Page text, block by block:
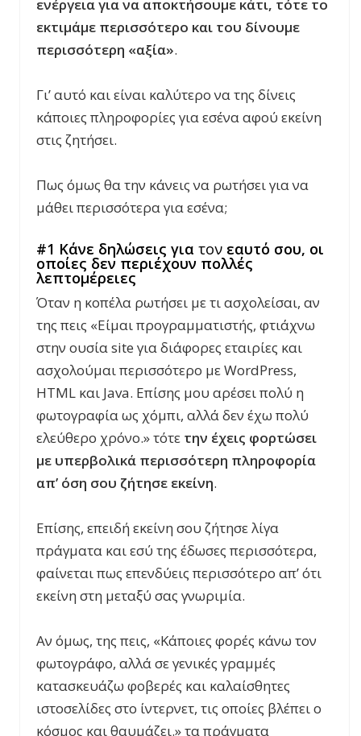
ενέργεια για να αποκτήσουμε κάτι, τότε το
εκτιμάμε περισσότερο και του δίνουμε
περισσότερη «αξία».
Γι’ αυτό και είναι καλύτερο να της δίνεις
κάποιες πληροφορίες για εσένα αφού εκείνη
στις ζητήσει.
Πως όμως θα την κάνεις να ρωτήσει για να
μάθει περισσότερα για εσένα;
#1 Κάνε δηλώσεις για τον εαυτό σου, οι
οποίες δεν περιέχουν πολλές
λεπτομέρειες
Όταν η κοπέλα ρωτήσει με τι ασχολείσαι, αν
της πεις «Είμαι προγραμματιστής, φτιάχνω
στην ουσία site για διάφορες εταιρίες και
ασχολούμαι περισσότερο με WordPress,
HTML και Java. Επίσης μου αρέσει πολύ η
φωτογραφία ως χόμπι, αλλά δεν έχω πολύ
ελεύθερο χρόνο.» τότε την έχεις φορτώσει
με υπερβολικά περισσότερη πληροφορία
απ’ όση σου ζήτησε εκείνη.
Επίσης, επειδή εκείνη σου ζήτησε λίγα
πράγματα και εσύ της έδωσες περισσότερα,
φαίνεται πως επενδύεις περισσότερο απ’ ότι
εκείνη στη μεταξύ σας γνωριμία.
Αν όμως, της πεις, «Κάποιες φορές κάνω τον
φωτογράφο, αλλά σε γενικές γραμμές
κατασκευάζω φοβερές και καλαίσθητες
ιστοσελίδες στο ίντερνετ, τις οποίες βλέπει ο
κόσμος και θαυμάζει.» τα πράγματα